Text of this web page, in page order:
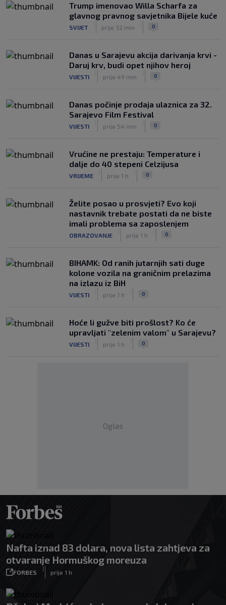
Trump imenovao Willa Scharfa za
glavnog pravnog savjetnika Bijele kuće
SVIJET prije 32 min 0
Danas u Sarajevu akcija darivanja krvi -
Daruj krv, budi opet njihov heroj
VIJESTI prije 49 min 0
Danas počinje prodaja ulaznica za 32.
Sarajevo Film Festival
VIJESTI prije 54 min 0
Vrućine ne prestaju: Temperature i
dalje do 40 stepeni Celzijusa
VRIJEME prije 1 h 0
Želite posao u prosvjeti? Evo koji
nastavnik trebate postati da ne biste
imali problema sa zaposlenjem
OBRAZOVANJE prije 1 h 0
BIHAMK: Od ranih jutarnjih sati duge
kolone vozila na graničnim prelazima
na izlazu iz BiH
VIJESTI prije 1 h 0
Hoće li gužve biti prošlost? Ko će
upravljati "zelenim valom" u Sarajevu?
VIJESTI prije 1 h 0
Oglas
Nafta iznad 83 dolara, nova lista zahtjeva za
otvaranje Hormuškog moreuza
FORBES
|
prije 1 h